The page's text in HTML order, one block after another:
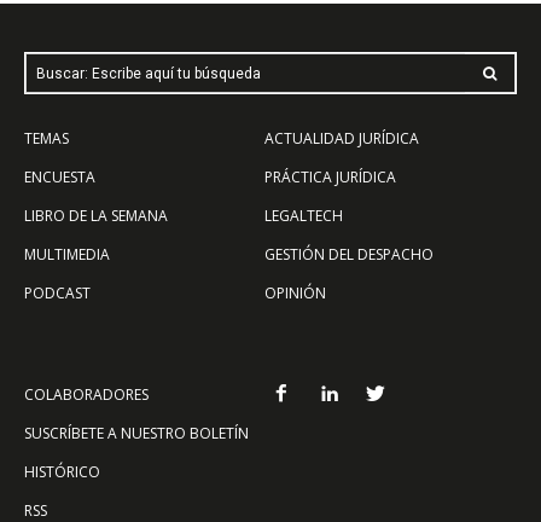
Buscar: Escribe aquí tu búsqueda
TEMAS
ENCUESTA
LIBRO DE LA SEMANA
MULTIMEDIA
PODCAST
ACTUALIDAD JURÍDICA
PRÁCTICA JURÍDICA
LEGALTECH
GESTIÓN DEL DESPACHO
OPINIÓN
COLABORADORES
SUSCRÍBETE A NUESTRO BOLETÍN
HISTÓRICO
RSS